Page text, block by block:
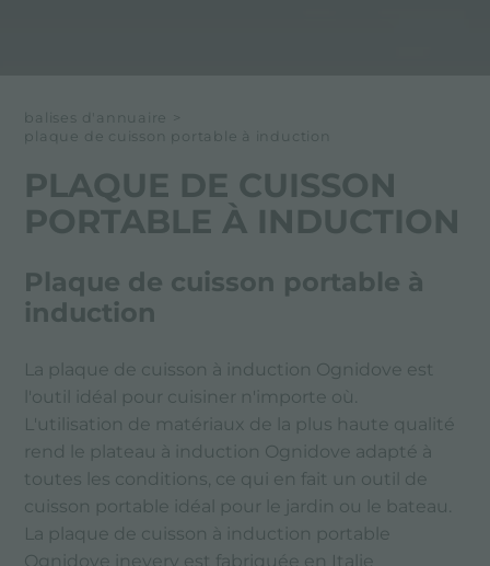
balises d'annuaire
>
plaque de cuisson portable à induction
PLAQUE DE CUISSON
PORTABLE À INDUCTION
Plaque de cuisson portable à
induction
La plaque de cuisson à induction Ognidove est
l'outil idéal pour cuisiner n'importe où.
L'utilisation de matériaux de la plus haute qualité
rend le plateau à induction Ognidove adapté à
toutes les conditions, ce qui en fait un outil de
cuisson portable idéal pour le jardin ou le bateau.
La plaque de cuisson à induction portable
Ognidove inevery est fabriquée en Italie